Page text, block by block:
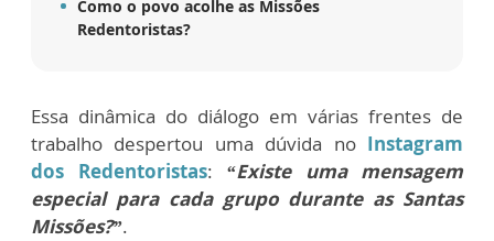
Como o povo acolhe as Missões
Redentoristas?
Essa dinâmica do diálogo em várias frentes de
trabalho despertou uma dúvida no Instagram
dos Redentoristas: “Existe uma mensagem
especial para cada grupo durante as Santas
Missões?”.